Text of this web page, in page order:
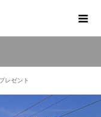
レゼント